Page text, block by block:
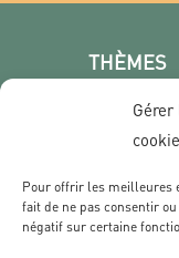
Pour offrir les meilleures
fait de ne pas consentir
négatif sur certaine
THÈMES
Poster
Les villes
Film & Série